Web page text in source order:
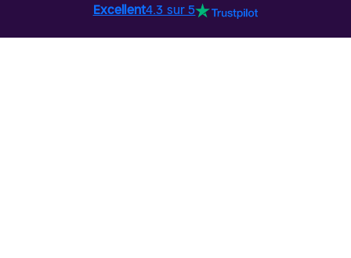
Excellent4.3 sur 5